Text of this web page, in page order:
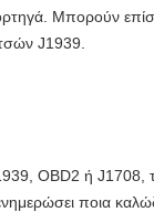
Μπορούν
J1939.
OBD2 ή
ποια